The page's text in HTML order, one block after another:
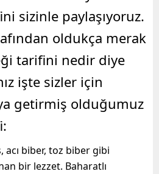
sizinle paylaşıyoruz.
oldukça merak
tarifini nedir diye
işte sizler için
getirmiş olduğumuz
biber, toz biber gibi
bir lezzet. Baharatlı